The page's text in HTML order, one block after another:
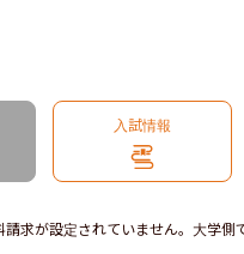
入試情報
求が設定されていません。大学側